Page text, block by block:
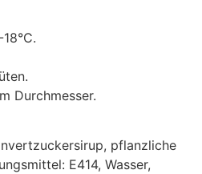
Durchmesser.
pflanzliche
E414, Wasser,